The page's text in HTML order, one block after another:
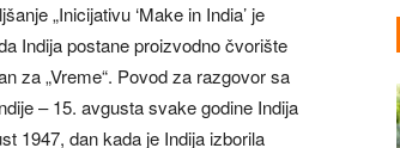
„Inicijativu ‘Make in India’ je
Indija postane proizvodno čvorište
za „Vreme“. Povod za razgovor sa
– 15. avgusta svake godine Indija
1947, dan kada je Indija izborila